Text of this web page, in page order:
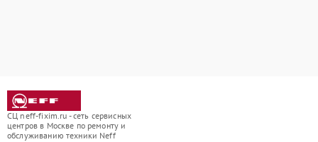
СЦ neff-fixim.ru - сеть сервисных
центров в Москве по ремонту и
обслуживанию техники Neff